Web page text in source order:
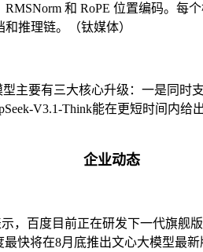
和 RoPE 位置编码。
推理链。（钛媒体）
主要有三大核心升级：一是同
V3.1-Think能在更短时间内给
企业动态
，百度目前正在研发下一代旗
快将在8月底推出文心大模型最新